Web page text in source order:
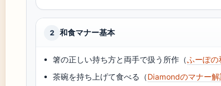
2 和食マナー基本
箸の正しい持ち方と両手で扱う所作（ふーぽの
茶碗を持ち上げて食べる（Diamondのマナー